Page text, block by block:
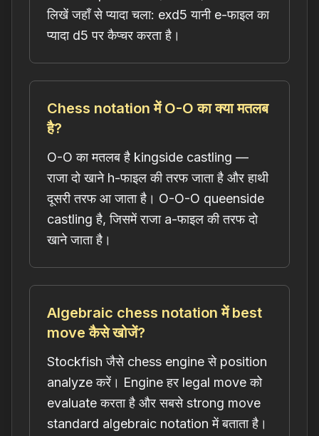
लिखें जहाँ से प्यादा चला: exd5 यानी e-फाइल का
प्यादा d5 पर कैप्चर करता है।
Chess notation में O-O का क्या मतलब
है?
O-O का मतलब है kingside castling —
राजा दो खाने h-फाइल की तरफ जाता है और हाथी
दूसरी तरफ आ जाता है। O-O-O queenside
castling है, जिसमें राजा a-फाइल की तरफ दो
खाने जाता है।
Algebraic chess notation में best
move कैसे खोजें?
Stockfish जैसे chess engine से position
analyze करें। Engine हर legal move को
evaluate करता है और सबसे strong move
standard algebraic notation में बताता है।